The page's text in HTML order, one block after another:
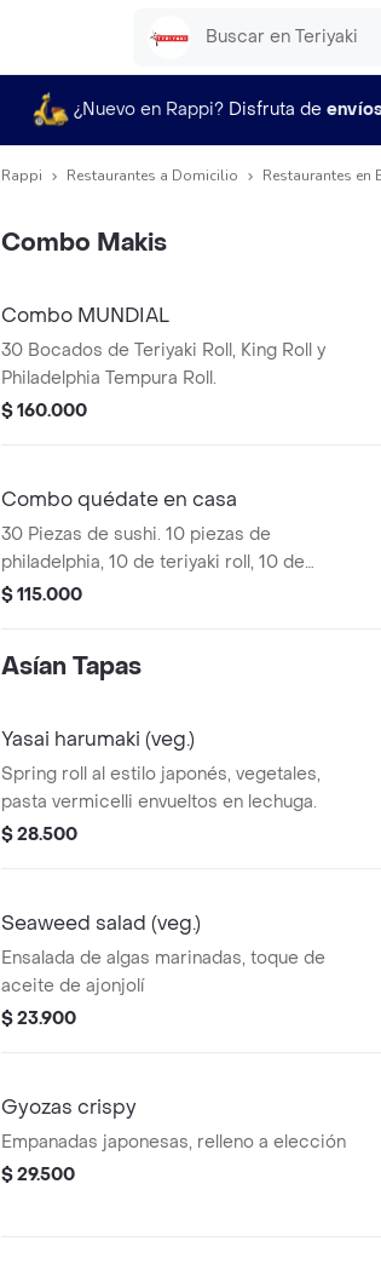
¿Nuevo en Rappi? Disfruta de
Rappi Restaurantes a Domicilio Restaurantes en
Combo Makis
Combo MUNDIAL
30 Bocados de Teriyaki Roll, King Roll y
Philadelphia Tempura Roll.
$ 160.000
Combo quédate en casa
30 Piezas de sushi. 10 piezas de
philadelphia, 10 de teriyaki roll, 10 de
langostinos tempura.
$ 115.000
Asían Tapas
Yasai harumaki (veg.)
Spring roll al estilo japonés, vegetales,
pasta vermicelli envueltos en lechuga.
$ 28.500
Seaweed salad (veg.)
Ensalada de algas marinadas, toque de
aceite de ajonjolí
$ 23.900
Gyozas crispy
Empanadas japonesas, relleno a elección
$ 29.500